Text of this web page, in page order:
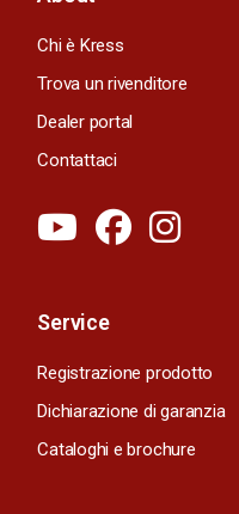
Chi è Kress
Trova un rivenditore
Dealer portal
Contattaci
Service
Registrazione prodotto
Dichiarazione di garanzia
Cataloghi e brochure